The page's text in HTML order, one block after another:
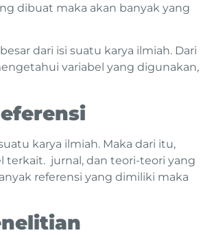
dibuat maka akan banyak yang
dari isi suatu karya ilmiah. Dari
variabel yang digunakan,
karya ilmiah. Maka dari itu,
terkait. jurnal, dan teori-teori yang
referensi yang dimiliki maka